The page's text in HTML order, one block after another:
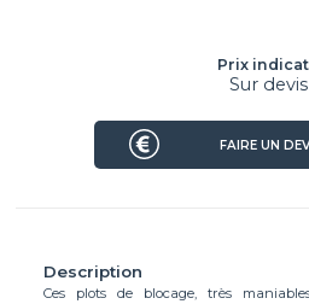
Description
Ces plots de blocage, très
Prix
Sur devis
FAIRE UN